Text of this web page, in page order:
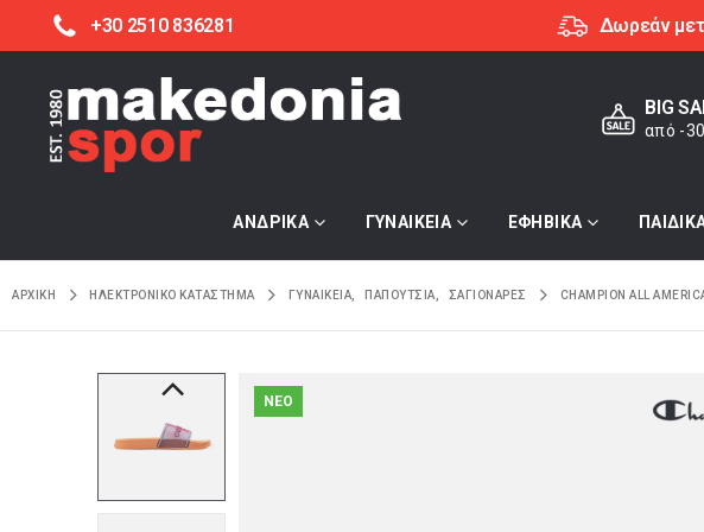
+30 2510 836281 Δωρεάν
BIG
από -
ΑΝΔΡΙΚΑ ΓΥΝΑΙΚΕΙΑ ΕΦΗΒΙΚΑ
ΑΡΧΙΚΉ ΗΛΕΚΤΡΟΝΙΚΌ ΚΑΤΆΣΤΗΜΑ ΓΥΝΑΙΚΕΙΑ ΠΑΠΟΥΤΣΙΑ ΣΑΓΙΟΝΑΡΕΣ CHAMPION ALL
NEO